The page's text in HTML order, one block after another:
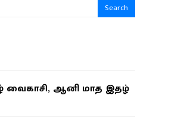
Search
வைகாசி, ஆனி மாத இதழ்